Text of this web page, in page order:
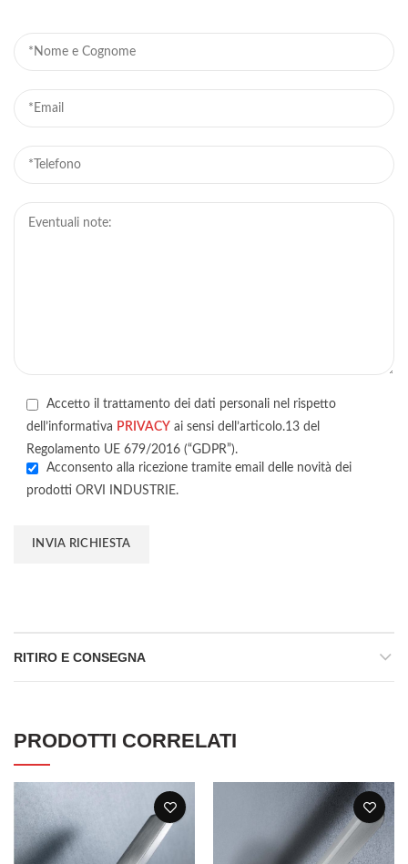
Accetto il trattamento dei dati personali nel rispetto
dell’informativa PRIVACY ai sensi dell’articolo.13 del
Regolamento UE 679/2016 (“GDPR”).
Acconsento alla ricezione tramite email delle novità dei
prodotti ORVI INDUSTRIE.
RITIRO E CONSEGNA
PRODOTTI CORRELATI